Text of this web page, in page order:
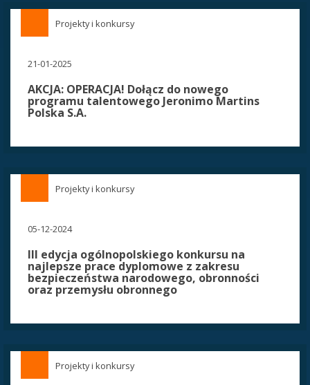
21-01-2025
AKCJA: OPERACJA! Dołącz do nowego
programu talentowego Jeronimo Martins
Polska S.A.
Projekty i konkursy
05-12-2024
III edycja ogólnopolskiego konkursu na
najlepsze prace dyplomowe z zakresu
bezpieczeństwa narodowego, obronności
oraz przemysłu obronnego
Projekty i konkursy
Projekty i konkursy